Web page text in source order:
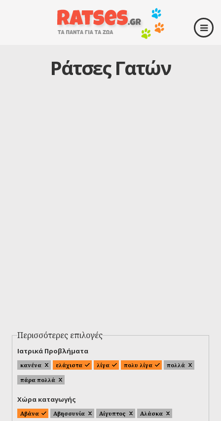
Ράτσες Γατών
Περισσότερες επιλογές
Ιατρικά Προβλήματα
κανένα ελάχιστα λίγα πολυ λίγα
πολλά
πάρα πολλά
Χώρα καταγωγής
Αβάνα Αβησσυνία Αίγυπτος
Αλάσκα